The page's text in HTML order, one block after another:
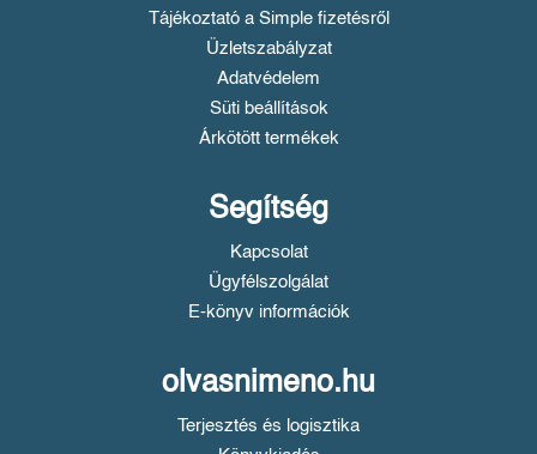
Tájékoztató a Simple fizetésről
Üzletszabályzat
Adatvédelem
Süti beállítások
Árkötött termékek
Segítség
Kapcsolat
Ügyfélszolgálat
E-könyv információk
olvasnimeno.hu
Terjesztés és logisztika